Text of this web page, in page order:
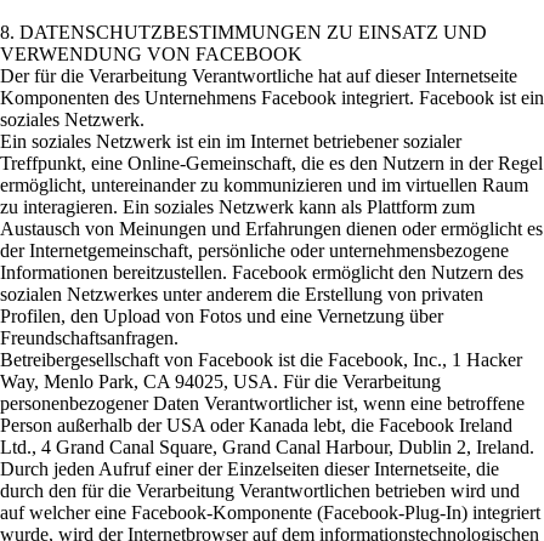
8. DATENSCHUTZBESTIMMUNGEN ZU EINSATZ UND
VERWENDUNG VON FACEBOOK
Der für die Verarbeitung Verantwortliche hat auf dieser Internetseite
Komponenten des Unternehmens Facebook integriert. Facebook ist ein
soziales Netzwerk.
Ein soziales Netzwerk ist ein im Internet betriebener sozialer
Treffpunkt, eine Online-Gemeinschaft, die es den Nutzern in der Regel
ermöglicht, untereinander zu kommunizieren und im virtuellen Raum
zu interagieren. Ein soziales Netzwerk kann als Plattform zum
Austausch von Meinungen und Erfahrungen dienen oder ermöglicht es
der Internetgemeinschaft, persönliche oder unternehmensbezogene
Informationen bereitzustellen. Facebook ermöglicht den Nutzern des
sozialen Netzwerkes unter anderem die Erstellung von privaten
Profilen, den Upload von Fotos und eine Vernetzung über
Freundschaftsanfragen.
Betreibergesellschaft von Facebook ist die Facebook, Inc., 1 Hacker
Way, Menlo Park, CA 94025, USA. Für die Verarbeitung
personenbezogener Daten Verantwortlicher ist, wenn eine betroffene
Person außerhalb der USA oder Kanada lebt, die Facebook Ireland
Ltd., 4 Grand Canal Square, Grand Canal Harbour, Dublin 2, Ireland.
Durch jeden Aufruf einer der Einzelseiten dieser Internetseite, die
durch den für die Verarbeitung Verantwortlichen betrieben wird und
auf welcher eine Facebook-Komponente (Facebook-Plug-In) integriert
wurde, wird der Internetbrowser auf dem informationstechnologischen